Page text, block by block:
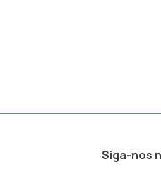
Siga-nos